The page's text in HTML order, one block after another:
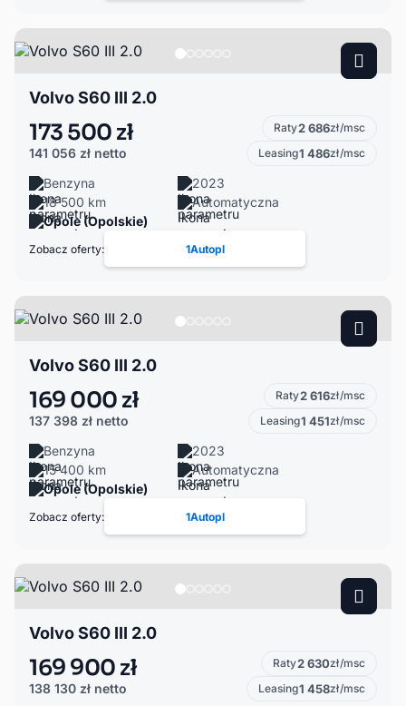
Volvo S60 III 2.0
173 500 zł
141 056 zł netto
Raty2 686zł/msc
Leasing1 486zł/msc
Benzyna
2023
18 500 km
Automatyczna
Opole (Opolskie)
Zobacz oferty: 1Autopl
Volvo S60 III 2.0
169 000 zł
137 398 zł netto
Raty2 616zł/msc
Leasing1 451zł/msc
Benzyna
2023
15 400 km
Automatyczna
Opole (Opolskie)
Zobacz oferty: 1Autopl
Volvo S60 III 2.0
169 900 zł
138 130 zł netto
Raty2 630zł/msc
Leasing1 458zł/msc